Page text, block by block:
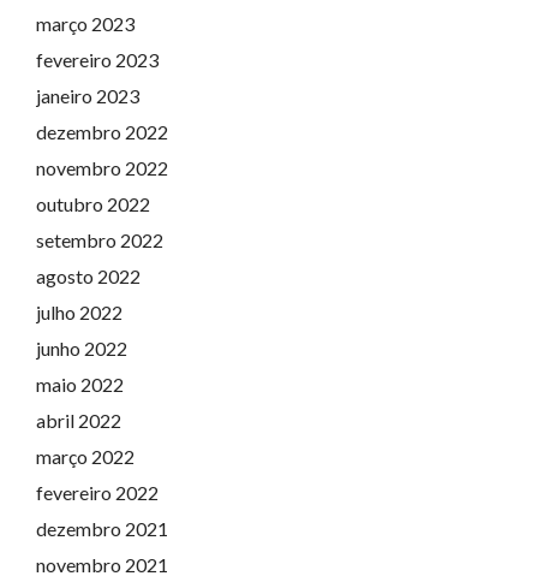
março 2023
fevereiro 2023
janeiro 2023
dezembro 2022
novembro 2022
outubro 2022
setembro 2022
agosto 2022
julho 2022
junho 2022
maio 2022
abril 2022
março 2022
fevereiro 2022
dezembro 2021
novembro 2021